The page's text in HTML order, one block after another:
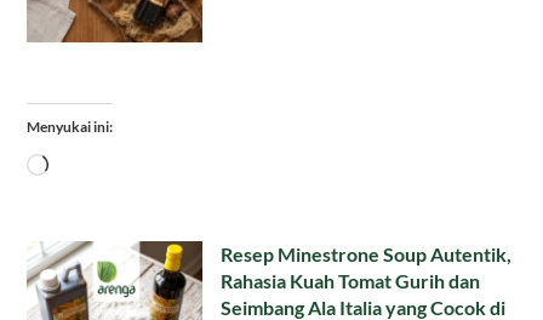
Menyukai ini:
Memuat...
Resep Minestrone Soup Autentik,
Rahasia Kuah Tomat Gurih dan
Seimbang Ala Italia yang Cocok di